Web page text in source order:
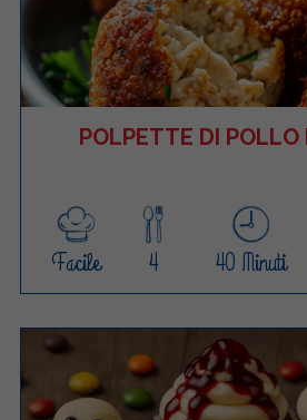
POLPETTE DI
Facile 4 40 Minuti